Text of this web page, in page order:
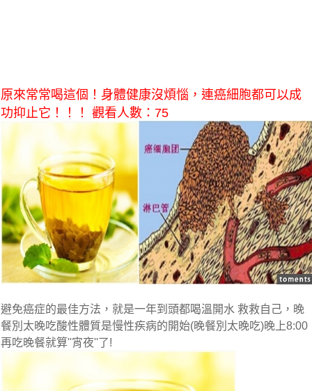
原來常常喝這個！身體健康沒煩惱，連癌細胞都可以成
功抑止它！！！ 觀看人數：75
避免癌症的最佳方法，就是一年到頭都喝溫開水 救救自己，晚
餐別太晚吃酸性體質是慢性疾病的開始(晚餐別太晚吃)晚上8:00
再吃晚餐就算''宵夜''了!